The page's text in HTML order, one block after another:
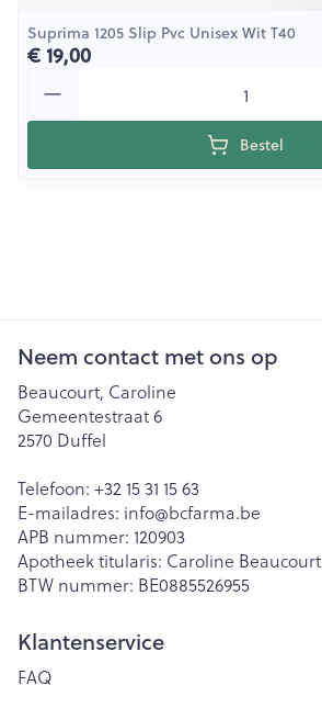
Suprima 1205 Slip Pvc Unisex Wit T40
€ 19,00
Bestel
Neem contact met ons op
Beaucourt, Caroline
Gemeentestraat 6
2570 Duffel
Telefoon: +32 15 31 15 63
E-mailadres: info@bcfarma.be
APB nummer: 120903
Apotheek titularis: Caroline Beaucourt
BTW nummer: BE0885526955
Klantenservice
FAQ